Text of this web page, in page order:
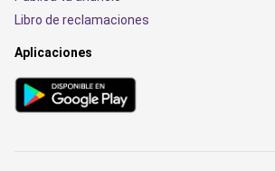
Libro de reclamaciones
Aplicaciones